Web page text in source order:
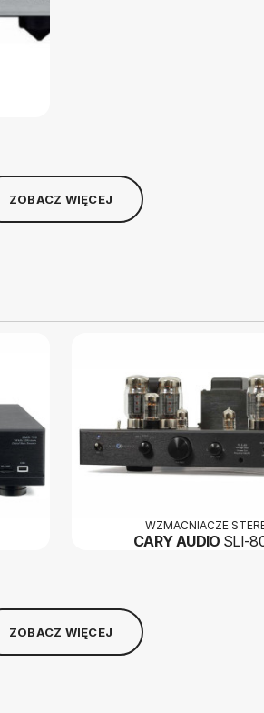
ZOBACZ WIĘCEJ
WZMACNIACZE
CARY AUDIO SLI-
ZOBACZ WIĘCEJ